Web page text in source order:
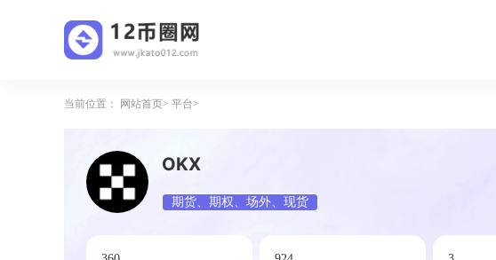
当前位置： 网站首页 平台
OKX
期货、期权、场外、现货